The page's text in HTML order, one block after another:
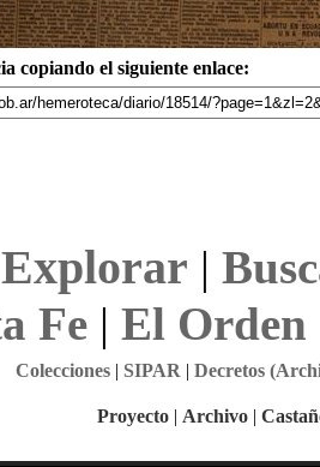
copiando el siguiente enlace:
Explorar |
Fe| El Orden
Colecciones| SIPAR | Decretos
Proyecto | Archivo |